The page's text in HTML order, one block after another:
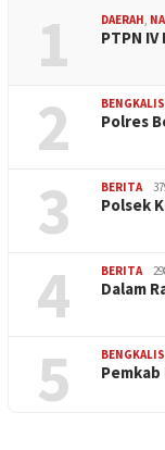
1 DAERAH
PTPN
2 BENGKALIS
Polres
3 BERITA
Polsek
4 BERITA
Dalam
5 BENGKALIS